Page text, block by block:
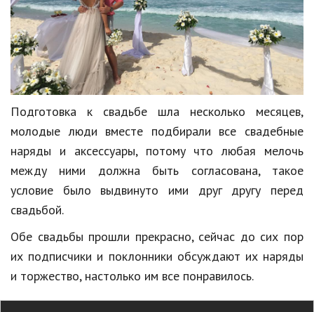
Домашние животные
Семья и дети
Путешествия
Строительство
Культура и общество
Мода и стиль
Бизнес
Хобби и развлечения
Финансы
Юриспруденция
Подготовка к свадьбе шла несколько месяцев,
молодые люди вместе подбирали все свадебные
наряды и аксессуары, потому что любая мелочь
между ними должна быть согласована, такое
условие было выдвинуто ими друг другу перед
свадьбой.
Обе свадьбы прошли прекрасно, сейчас до сих пор
их подписчики и поклонники обсуждают их наряды
и торжество, настолько им все понравилось.